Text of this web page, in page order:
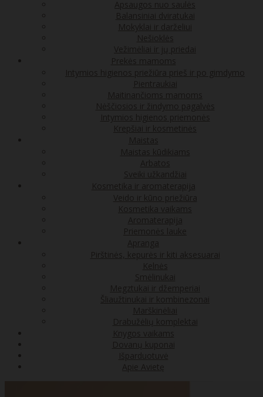
Apsaugos nuo saulės
Balansiniai dviratukai
Mokyklai ir darželiui
Nešioklės
Vežimėliai ir jų priedai
Prekės mamoms
Intymios higienos priežiūra prieš ir po gimdymo
Pientraukiai
Maitinančioms mamoms
Nėščiosios ir žindymo pagalvės
Intymios higienos priemonės
Krepšiai ir kosmetinės
Maistas
Maistas kūdikiams
Arbatos
Sveiki užkandžiai
Kosmetika ir aromaterapija
Veido ir kūno priežiūra
Kosmetika vaikams
Aromaterapija
Priemonės lauke
Apranga
Pirštinės, kepurės ir kiti aksesuarai
Kelnės
Smėlinukai
Megztukai ir džemperiai
Šliaužtinukai ir kombinezonai
Marškinėliai
Drabužėlių komplektai
Knygos vaikams
Dovanų kuponai
Išparduotuvė
Apie Avietę